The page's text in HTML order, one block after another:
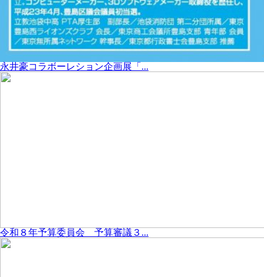
永井豪コラボーレション企画展「...
令和８年予算委員会 予算審議３...